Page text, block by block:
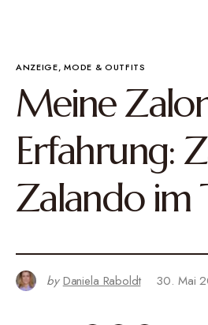
ANZEIGE MODE & OUTFITS
Meine
Erfahrung:
Zalando im
by Daniela Raboldt 30. Mai